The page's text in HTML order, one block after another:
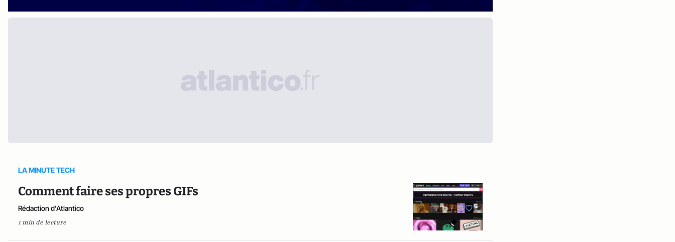
LA MINUTE TECH
Comment faire ses propres GIFs
Rédaction d'Atlantico
1 min de lecture